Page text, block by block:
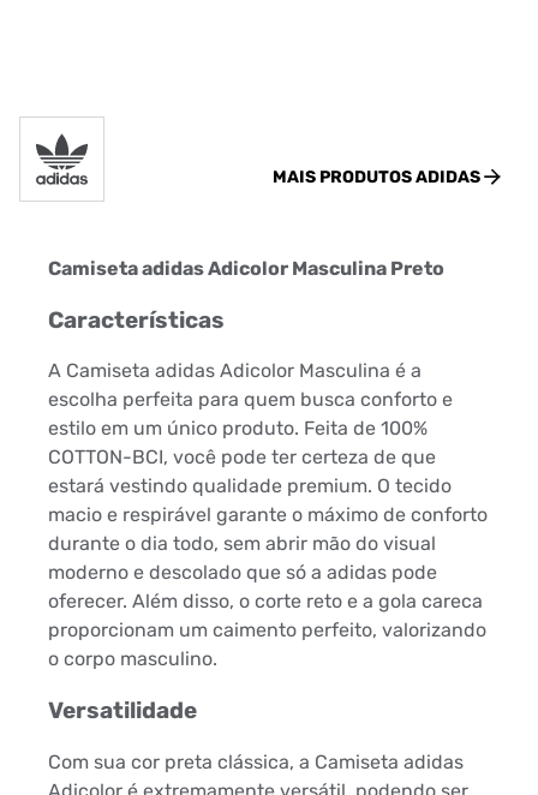
MAIS PRODUTOSADIDAS
Camiseta adidas Adicolor Masculina Preto
Características
A Camiseta adidas Adicolor Masculina é a
escolha perfeita para quem busca conforto e
estilo em um único produto. Feita de 100%
COTTON-BCI, você pode ter certeza de que
estará vestindo qualidade premium. O tecido
macio e respirável garante o máximo de conforto
durante o dia todo, sem abrir mão do visual
moderno e descolado que só a adidas pode
oferecer. Além disso, o corte reto e a gola careca
proporcionam um caimento perfeito, valorizando
o corpo masculino.
Versatilidade
Com sua cor preta clássica, a Camiseta adidas